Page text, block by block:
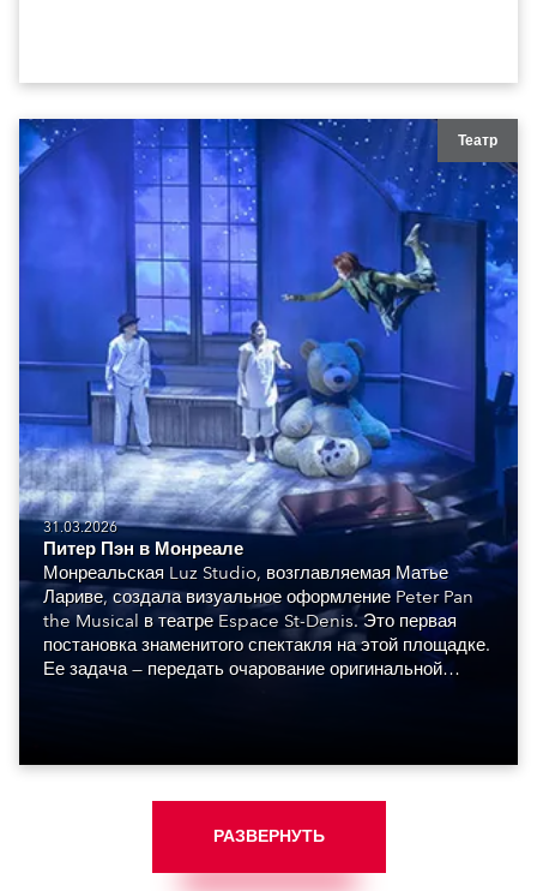
Театр
31.03.2026
Питер Пэн в Монреале
Монреальская Luz Studio, возглавляемая Матье
Лариве, создала визуальное оформление Peter Pan
the Musical в театре Espace St-Denis. Это первая
постановка знаменитого спектакля на этой площадке.
Ее задача — передать очарование оригинальной
РАЗВЕРНУТЬ